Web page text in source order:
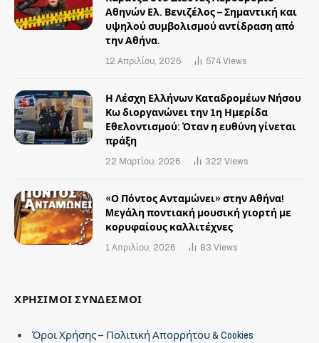
Αθηνών Ελ. Βενιζέλος – Σημαντική και
υψηλού συμβολισμού αντίδραση από
την Αθήνα.
12 Απριλίου, 2026 574 Views
Η Λέσχη Ελλήνων Καταδρομέων Νήσου
Κω διοργανώνει την 1η Ημερίδα
Εθελοντισμού: Όταν η ευθύνη γίνεται
πράξη
22 Μαρτίου, 2026 322 Views
«Ο Πόντος Ανταμώνει» στην Αθήνα!
Mεγάλη ποντιακή μουσική γιορτή με
κορυφαίους καλλιτέχνες
1 Απριλίου, 2026 83 Views
ΧΡΗΣΙΜΟΙ ΣΥΝΔΕΣΜΟΙ
Όροι Χρήσης – Πολιτική Απορρήτου & Cookies